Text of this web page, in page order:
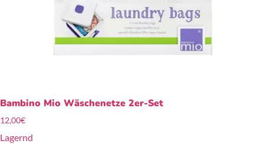
Bambino Mio Wäschenetze 2er-Set
12,00€
Lagernd